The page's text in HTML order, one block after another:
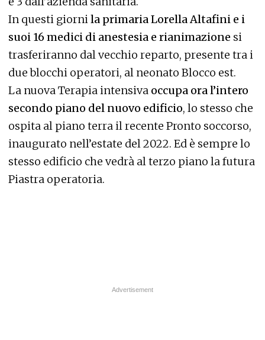
In questi giornila primaria Lorella Altafini e i
suoi 16 medici di anestesia e rianimazione si
trasferiranno dal vecchio reparto, presente tra i
due blocchi operatori, al neonato Blocco est.
La nuova Terapia intensiva occupa ora l’intero
secondo piano del nuovo edificio, lo stesso che
ospita al piano terra il recente Pronto soccorso,
inaugurato nell’estate del 2022. Ed è sempre lo
stesso edificio che vedrà al terzo piano la futura
Piastra operatoria.